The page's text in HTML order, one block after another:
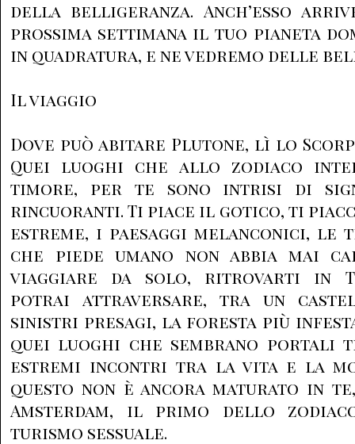
della belligeranza. Anch’esso
prossima settimana il tuo pianeta
in quadratura, e ne vedremo delle
Il viaggio
Dove può abitare Plutone, lì lo
Quei luoghi che allo zodiaco
timore, per te sono intrisi di
rincuoranti. Ti piace il gotico, ti
estreme, i paesaggi melanconici, le
che piede umano non abbia mai
viaggiare da solo, ritrovarti in
potrai attraversare, tra un
sinistri presagi, la foresta più
quei luoghi che sembrano portali
estremi incontri tra la vita e la
questo non è ancora maturato in
Amsterdam, il primo dello
turismo sessuale.